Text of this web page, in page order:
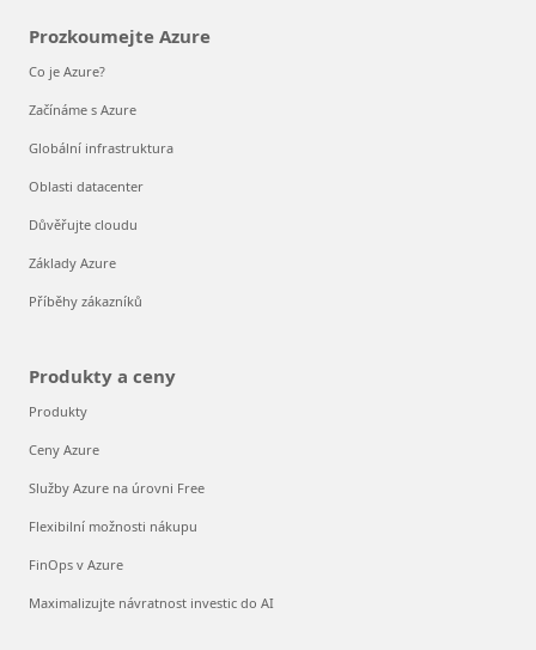
Prozkoumejte Azure
Co je Azure?
Začínáme s Azure
Globální infrastruktura
Oblasti datacenter
Důvěřujte cloudu
Základy Azure
Příběhy zákazníků
Produkty a ceny
Produkty
Ceny Azure
Služby Azure na úrovni Free
Flexibilní možnosti nákupu
FinOps v Azure
Maximalizujte návratnost investic do AI